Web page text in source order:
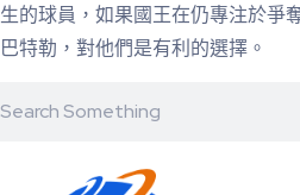
生的球員，如果國王在仍專注於爭
巴特勒，對他們是有利的選擇。